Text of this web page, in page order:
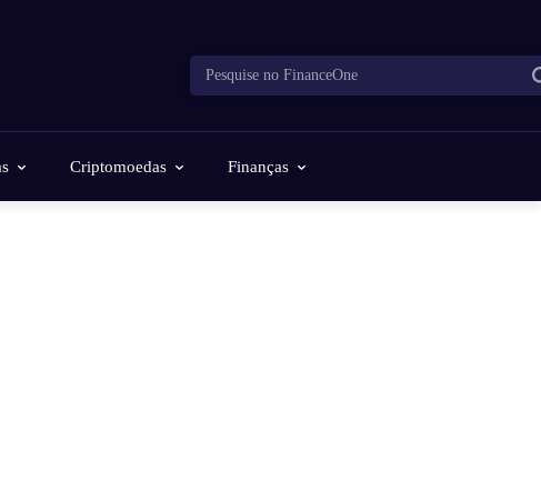
Pesquise no FinanceOne
Criptomoedas Finanças